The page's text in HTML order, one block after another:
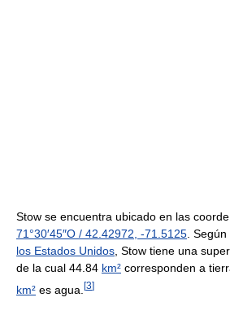
Stow se encuentra ubicado en las
71°30′45″O / 42.42972 -71.5125 . Según
los Estados Unidos , Stow tiene una
de la cual 44.84 km² corresponden a
km² es agua. [3]